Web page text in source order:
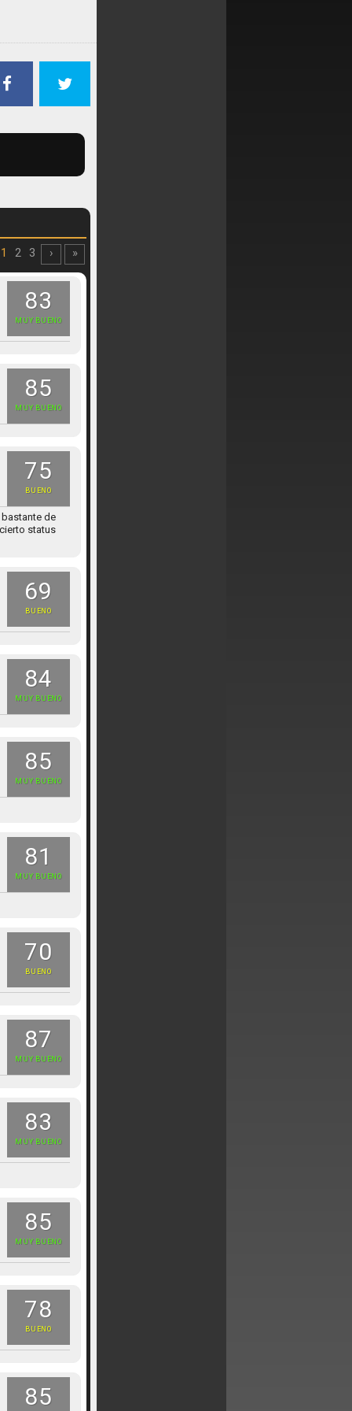
1 2 3 › »
83
MUY BUENO
85
MUY BUENO
75
BUENO
de
status
69
BUENO
84
MUY BUENO
85
MUY BUENO
81
MUY BUENO
70
BUENO
87
MUY BUENO
83
MUY BUENO
85
MUY BUENO
78
BUENO
85